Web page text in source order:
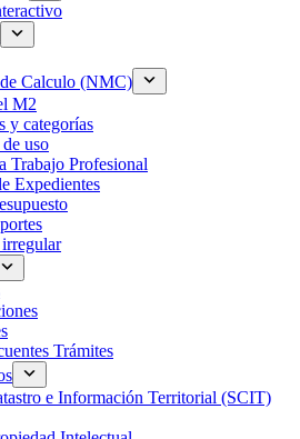
Calculo (NMC)
M2
y categorías
uso
Trabajo Profesional
Expedientes
Trámites
e Información Territorial (SCIT)